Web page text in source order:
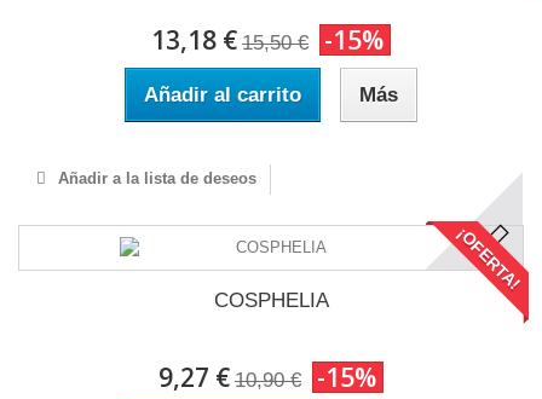
13,18 € 15,50 € -15%
Añadir al carrito Más
Añadir a la lista de deseos
¡OFERTA!
COSPHELIA
9,27 € 10,90 € -15%